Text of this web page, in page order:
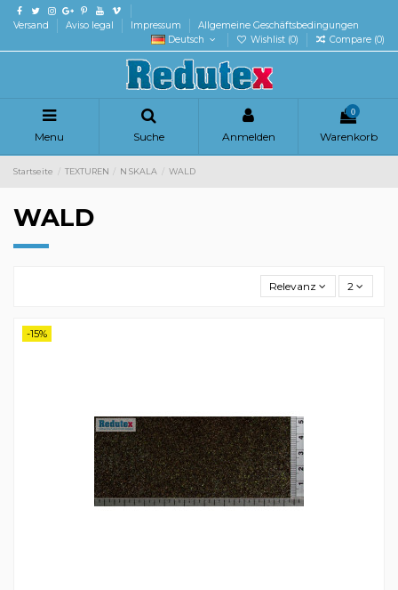
Versand Aviso legal Impressum
Allgemeine Geschäftsbedingungen
Deutsch
Wishlist (0) Compare (0)
Menu Suche Anmelden
0
Warenkorb
Startseite TEXTUREN N SKALA WALD
WALD
Relevanz 2
-15%